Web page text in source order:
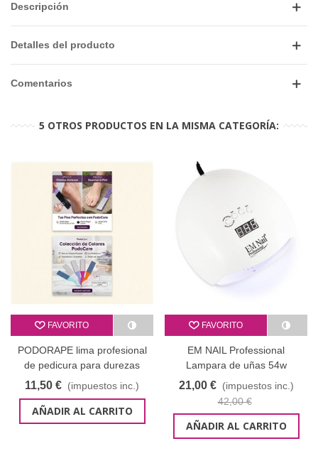
Descripción
Detalles del producto
Comentarios
5 OTROS PRODUCTOS EN LA MISMA CATEGORÍA:
FAVORITO
PODORAPE lima profesional
de pedicura para durezas
11,50 € (impuestos inc.)
AÑADIR AL CARRITO
FAVORITO
EM NAIL Professional
Lampara de uñas 54w
21,00 € (impuestos inc.)
42,00 €
AÑADIR AL CARRITO